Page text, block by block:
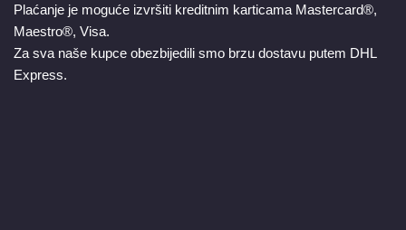
Plaćanje je moguće izvršiti kreditnim karticama Mastercard®,
Maestro®, Visa.
Za sva naše kupce obezbijedili smo brzu dostavu putem DHL
Express.